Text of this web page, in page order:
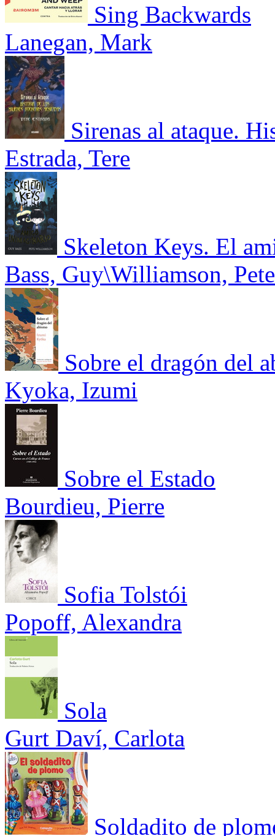
Sing Backwards
Lanegan, Mark
Sirenas al ataque.
Estrada, Tere
Skeleton Keys. El
Bass, Guy\Williamson, Pete
Sobre el dragón del
Kyoka, Izumi
Sobre el Estado
Bourdieu, Pierre
Sofia Tolstói
Popoff, Alexandra
Sola
Gurt Daví, Carlota
Soldadito de